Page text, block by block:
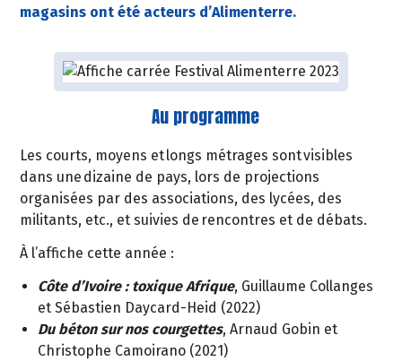
magasins ont été acteurs d’Alimenterre.
Au programme
Les courts, moyens et longs métrages sont visibles
dans une dizaine de pays, lors de projections
organisées par des associations, des lycées, des
militants, etc., et suivies de rencontres et de débats.
À l’affiche cette année :
Côte d’Ivoire: toxique Afrique, Guillaume Collanges
et Sébastien Daycard-Heid (2022)
Du béton sur nos courgettes, Arnaud Gobin et
Christophe Camoirano (2021)